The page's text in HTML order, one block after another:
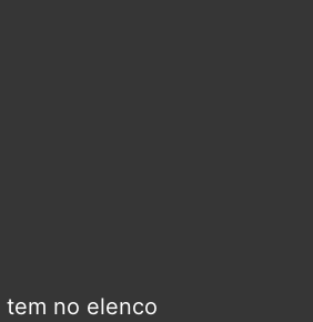
tem no elenco